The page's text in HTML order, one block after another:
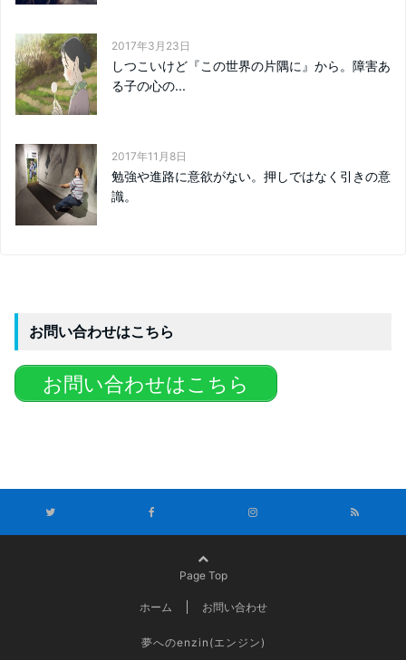
2017年3月23日
しつこいけど『この世界の片隅に』から。障害あ
る子の心の...
2017年11月8日
勉強や進路に意欲がない。押しではなく引きの意
識。
お問い合わせはこちら
お問い合わせはこちら
Page Top
ホーム お問い合わせ
夢へのenzin(エンジン)